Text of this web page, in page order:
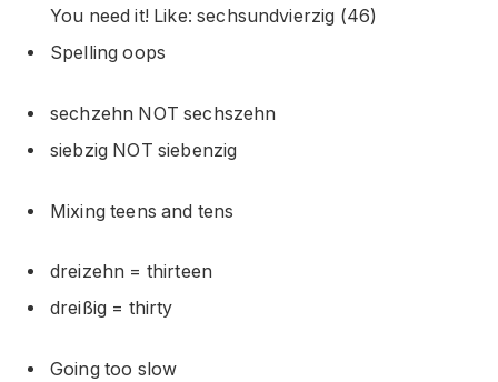
You need it! Like: sechsundvierzig (46)
Spelling oops
sechzehn NOT sechszehn
siebzig NOT siebenzig
Mixing teens and tens
dreizehn = thirteen
dreißig = thirty
Going too slow